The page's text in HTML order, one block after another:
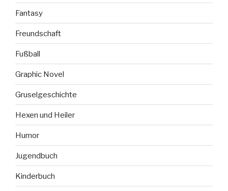
Fantasy
Freundschaft
Fußball
Graphic Novel
Gruselgeschichte
Hexen und Heiler
Humor
Jugendbuch
Kinderbuch